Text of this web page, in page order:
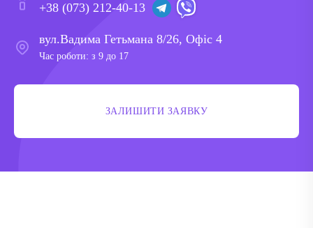
+38 (073) 212-40-13
вул.Вадима Гетьмана 8/26, Офіс 4
Час роботи: з 9 до 17
ЗАЛИШИТИ ЗАЯВКУ